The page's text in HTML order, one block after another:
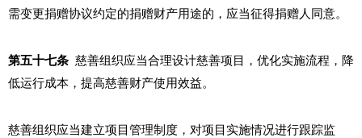
需变更捐赠协议约定的捐赠财产用途的，应当征得捐赠人同意。
第五十七条 慈善组织应当合理设计慈善项目，优化实施流程，降
低运行成本，提高慈善财产使用效益。
慈善组织应当建立项目管理制度，对项目实施情况进行跟踪监